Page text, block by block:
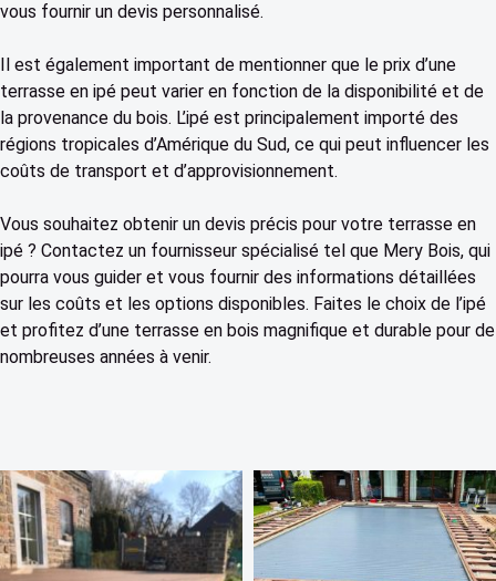
vous fournir un devis personnalisé.
Il est également important de mentionner que le prix d’une
terrasse en ipé peut varier en fonction de la disponibilité et de
la provenance du bois. L’ipé est principalement importé des
régions tropicales d’Amérique du Sud, ce qui peut influencer les
coûts de transport et d’approvisionnement.
Vous souhaitez obtenir un devis précis pour votre terrasse en
ipé ? Contactez un fournisseur spécialisé tel que Mery Bois, qui
pourra vous guider et vous fournir des informations détaillées
sur les coûts et les options disponibles. Faites le choix de l’ipé
et profitez d’une terrasse en bois magnifique et durable pour de
nombreuses années à venir.